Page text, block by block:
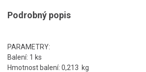
Podrobný popis
PARAMETRY:
Balení: 1 ks
Hmotnost balení: 0,213 kg